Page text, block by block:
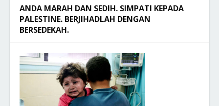
ANDA MARAH DAN SEDIH. SIMPATI KEPADA
PALESTINE. BERJIHADLAH DENGAN
BERSEDEKAH.